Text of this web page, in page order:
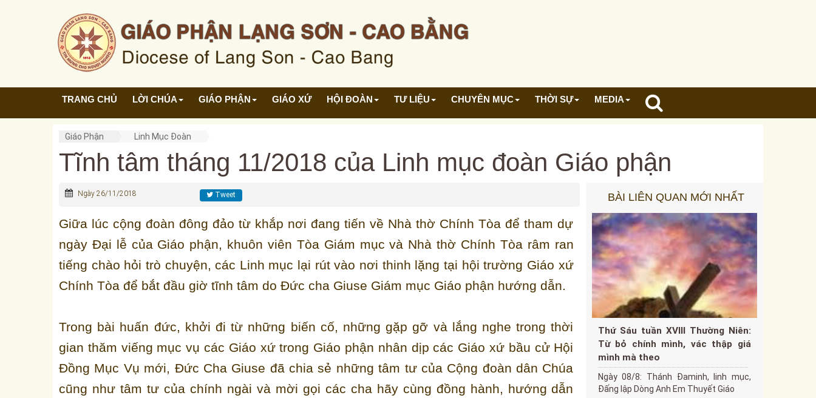
TRANG CHỦ LỜI CHÚA GIÁO PHẬN GIÁO XỨ HỘI ĐOÀN TƯ LIỆU CHUYÊN MỤC THỜI SỰ MEDIA
Giáo Phận Linh Mục Đoàn
Tĩnh tâm tháng 11/2018 của Linh mục đoàn Giáo phận
Ngày 26/11/2018 Tweet
Giữa lúc cộng đoàn đông đảo từ khắp nơi đang tiến về Nhà thờ Chính Tòa để tham dự
ngày Đại lễ của Giáo phận, khuôn viên Tòa Giám mục và Nhà thờ Chính Tòa râm ran
tiếng chào hỏi trò chuyện, các Linh mục lại rút vào nơi thinh lặng tại hội trường Giáo xứ
Chính Tòa để bắt đầu giờ tĩnh tâm do Đức cha Giuse Giám mục Giáo phận hướng dẫn.
Trong bài huấn đức, khởi đi từ những biến cố, những gặp gỡ và lắng nghe trong thời
gian thăm viếng mục vụ các Giáo xứ trong Giáo phận nhân dịp các Giáo xứ bầu cử Hội
Đồng Mục Vụ mới, Đức Cha Giuse đã chia sẻ những tâm tư của Cộng đoàn dân Chúa
cũng như tâm tư của chính ngài và mời gọi các cha hãy cùng đồng hành, hướng dẫn
BÀI LIÊN QUAN MỚI NHẤT
Thứ Sáu tuần XVIII Thường Niên:
Từ bỏ chính mình, vác thập giá
mình mà theo
Ngày 08/8: Thánh Đaminh, linh mục,
Đấng lập Dòng Anh Em Thuyết Giáo